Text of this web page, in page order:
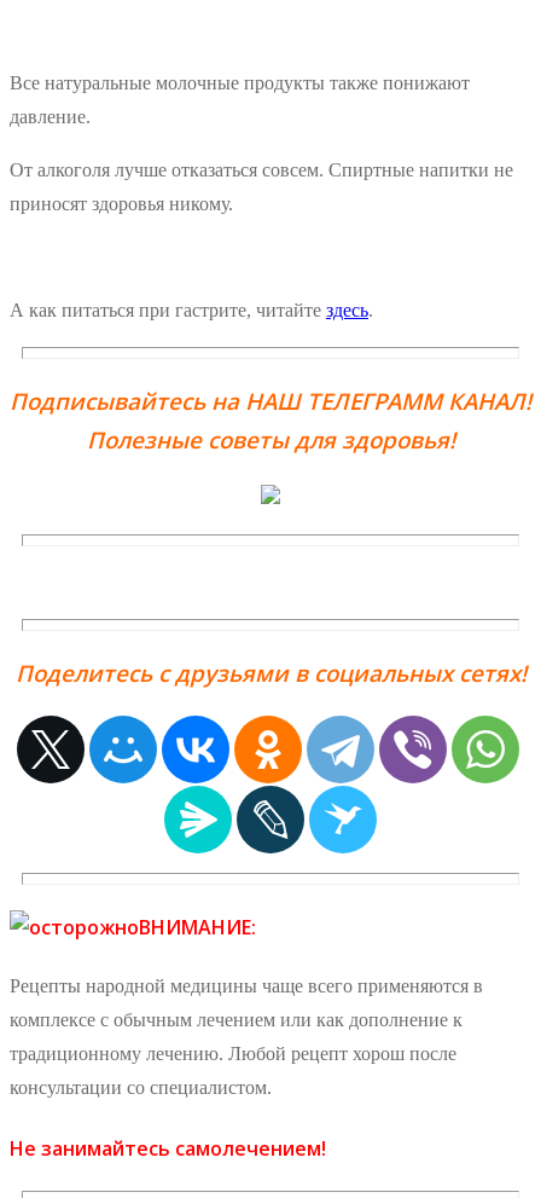
Все натуральные молочные продукты также понижают
давление.
От алкоголя лучше отказаться совсем. Спиртные напитки не
приносят здоровья никому.
А как питаться при гастрите, читайте здесь.
Подписывайтесь на НАШ ТЕЛЕГРАММ КАНАЛ!
Полезные советы для здоровья!
Поделитесь с друзьями в социальных сетях!
ВНИМАНИЕ:
Рецепты народной медицины чаще всего применяются в
комплексе с обычным лечением или как дополнение к
традиционному лечению. Любой рецепт хорош после
консультации со специалистом.
Не занимайтесь самолечением!